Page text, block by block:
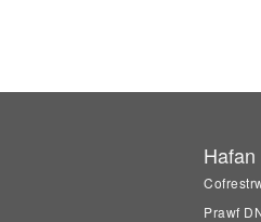
Hafan
Prawf